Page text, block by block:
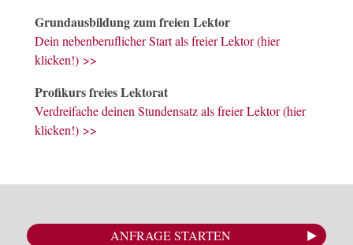
Grundausbildung zum freien Lektor
Dein nebenberuflicher Start als freier Lektor (hier
klicken!) >>
Profikurs freies Lektorat
Verdreifache deinen Stundensatz als freier Lektor (hier
klicken!) >>
ANFRAGE STARTEN